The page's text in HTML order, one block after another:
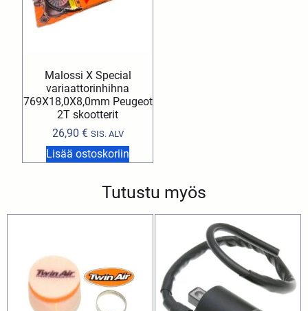
Malossi X Special
variaattorinhihna
769X18,0X8,0mm Peugeot
2T skootterit
26,90 € SIS. ALV
Lisää ostoskoriin
Tutustu myös